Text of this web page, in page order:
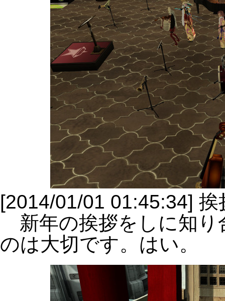
[2014/01/01 01:45:34] 挨
新年の挨拶をしに知り
のは大切です。はい。